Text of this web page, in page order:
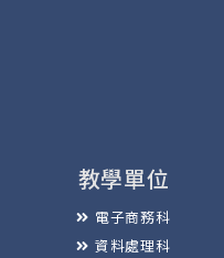
教學單位
電子商務科
資料處理科